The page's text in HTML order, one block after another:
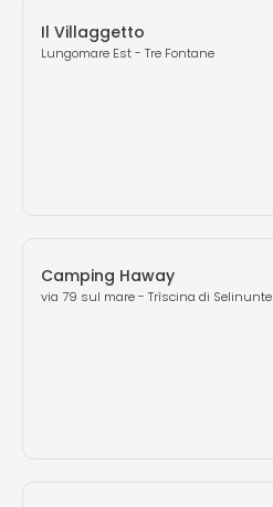
Il Villaggetto
Lungomare Est - Tre Fontane
Camping Haway
via 79 sul mare - Trìscina di Selinunte